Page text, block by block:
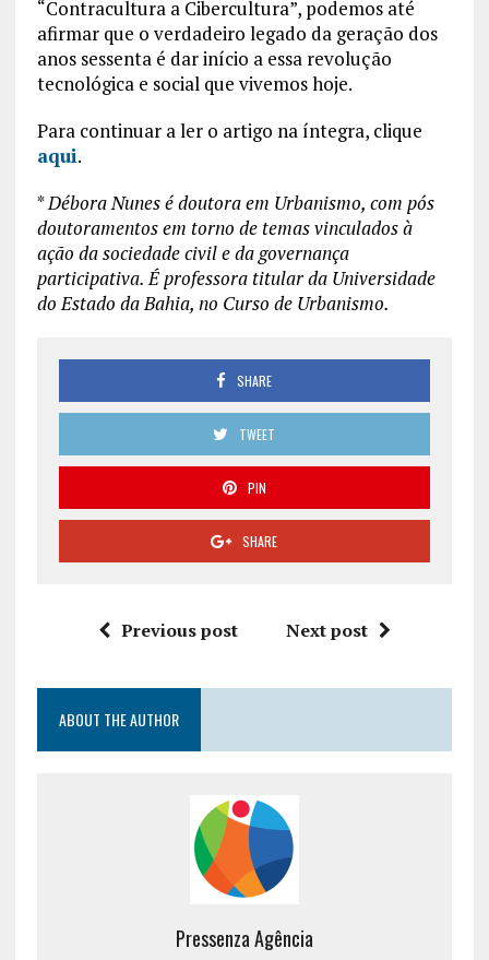
“Contracultura a Cibercultura”, podemos até
afirmar que o verdadeiro legado da geração dos
anos sessenta é dar início a essa revolução
tecnológica e social que vivemos hoje.
Para continuar a ler o artigo na íntegra, clique
aqui.
*Débora Nunes é doutora em Urbanismo, com pós
doutoramentos em torno de temas vinculados à
ação da sociedade civil e da governança
participativa. É professora titular da Universidade
do Estado da Bahia, no Curso de Urbanismo.
SHARE
TWEET
PIN
SHARE
Previous post Next post
ABOUT THE AUTHOR
Pressenza Agência